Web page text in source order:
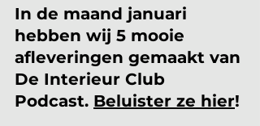
In de maand januari
hebben wij 5 mooie
afleveringen gemaakt van
De Interieur Club
Podcast. Beluister ze hier!